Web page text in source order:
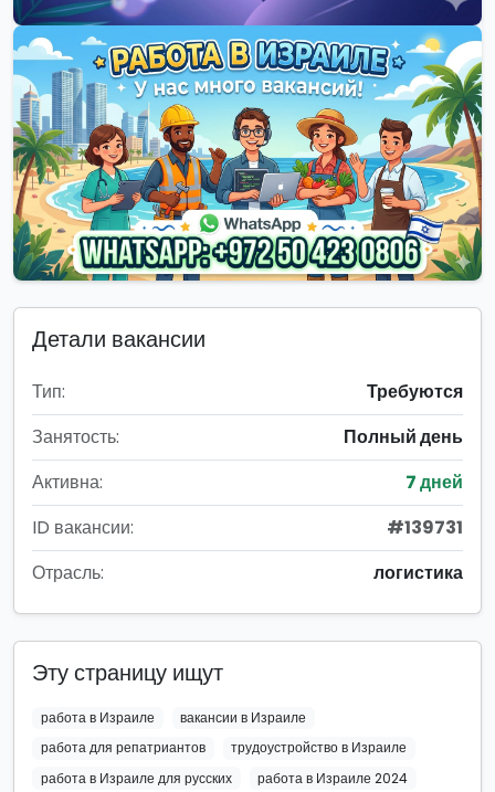
Детали вакансии
Тип:
Требуются
Занятость:
Полный день
Активна:
7 дней
ID вакансии:
#139731
Отрасль:
логистика
Эту страницу ищут
работа в Израиле
вакансии в Израиле
работа для репатриантов
трудоустройство в Израиле
работа в Израиле для русских
работа в Израиле 2024